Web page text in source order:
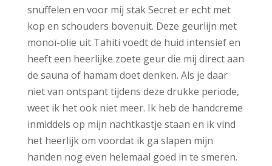
snuffelen en voor mij stak Secret er echt met
kop en schouders bovenuit. Deze geurlijn met
monoï-olie uit Tahiti voedt de huid intensief en
heeft een heerlijke zoete geur die mij direct aan
de sauna of hamam doet denken. Als je daar
niet van ontspant tijdens deze drukke periode,
weet ik het ook niet meer. Ik heb de handcreme
inmiddels op mijn nachtkastje staan en ik vind
het heerlijk om voordat ik ga slapen mijn
handen nog even helemaal goed in te smeren.